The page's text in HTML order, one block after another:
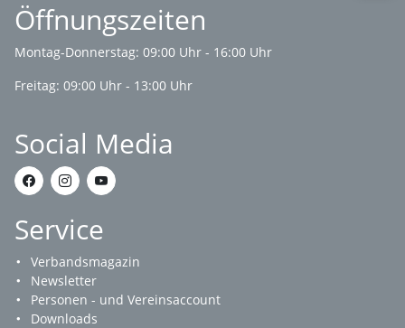
Öffnungszeiten
Montag-Donnerstag: 09:00 Uhr - 16:00 Uhr
Freitag: 09:00 Uhr - 13:00 Uhr
Social Media
Service
Verbandsmagazin
Newsletter
Personen - und Vereinsaccount
Downloads